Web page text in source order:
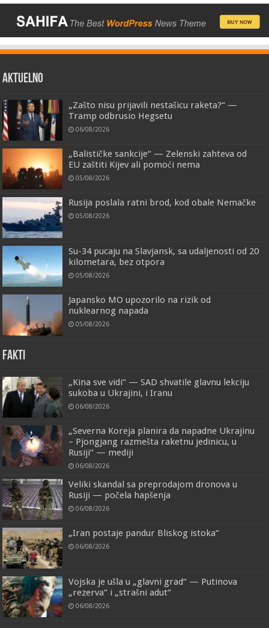
AKTUELNO
„Zašto nisu prijavili nestašicu raketa?“ —
Tramp odbrusio Hegsetu
06/08/2026
„Balističke sankcije“ — Zelenski zahteva od
EU zaštiti Kijev ali pomoći nema
05/08/2026
Rusija poslala ratni brod, kod obale Nemačke
05/08/2026
Su-34 pucaju na Slavjansk, sa udaljenosti od 20
kilometara, bez otpora
05/08/2026
Japansko MO upozorilo na rizik od
nuklearnog napada
05/08/2026
FAKTI
„Kina sve vidi“ — SAD shvatile glavnu lekciju
sukoba u Ukrajini, i Iranu
06/08/2026
„Severna Koreja planira da napadne Ukrajinu
– Pjongjang razmešta raketnu jedinicu, u
Rusiji“ — mediji
06/08/2026
Veliki skandal sa preprodajom dronova u
Rusiji — počela hapšenja
06/08/2026
„Iran postaje pandur Bliskog istoka“
06/08/2026
Vojska je ušla u „glavni grad“ — Putinova
„rezerva“ i „strašni adut“
06/08/2026